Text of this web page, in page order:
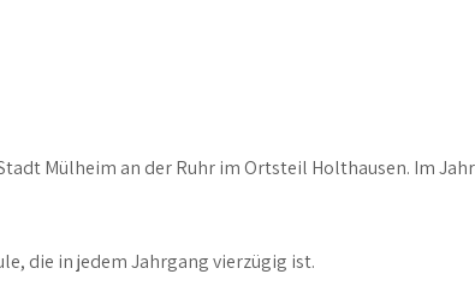
Mülheim an der Ruhr im Ortsteil Holthausen. Im
die in jedem Jahrgang vierzügig ist.